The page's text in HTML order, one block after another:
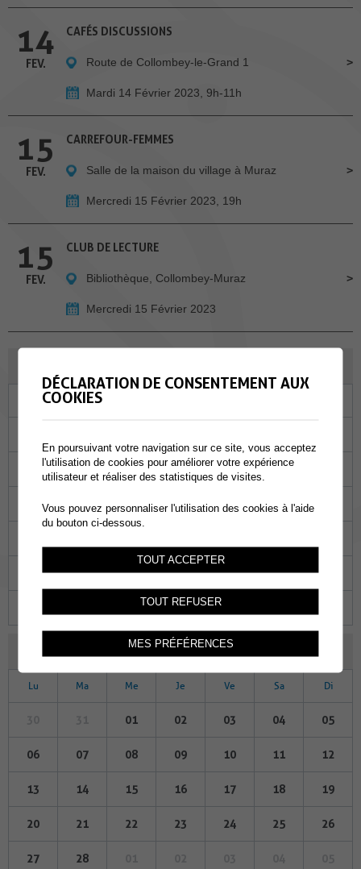
14
FEV.
CAFÉS DISCUSSIONS
Route de Collombey-le-Grand 1
Mardi 14 Février 2023, 9h-11h
15
FEV.
CARREFOUR-FEMMES
Salle de la maison du village à Muraz
Mercredi 15 Février 2023, 19h
15
FEV.
CLUB DE LECTURE
Bibliothèque, Collombey-Muraz
Mercredi 15 Février 2023
Ma
03 04 05 06 07
10 11 12 13 14
24 25 26 27 28
02
FÉVRIER 2023
Lu Ma Me Je Ve Sa Di
01 02 03 04 05
06 07 08 09 10 11 12
13 14 15 16 17 18 19
20 21 22 23 24 25 26
27 28
DÉCLARATION DE CONSENTEMENT AUX
COOKIES
En poursuivant votre navigation sur ce site, vous acceptez
l'utilisation de cookies pour améliorer votre expérience
utilisateur et réaliser des statistiques de visites.
Vous pouvez personnaliser l'utilisation des cookies à l'aide
du bouton ci-dessous.
TOUT ACCEPTER
TOUT REFUSER
MES PRÉFÉRENCES